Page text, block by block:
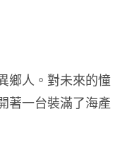
鄉人。對未來的憧
著一台裝滿了海產